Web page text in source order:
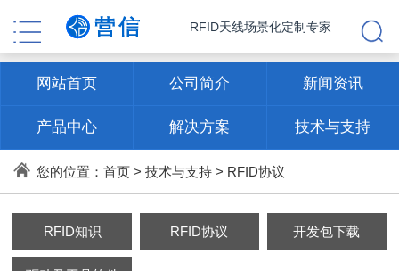
RFID天线场景化定制专家
网站首页 公司简介 新闻资讯
产品中心 解决方案 技术与支持
联系方式
您的位置： 首页> 技术与支持> RFID协议
RFID知识 RFID协议 开发包下载